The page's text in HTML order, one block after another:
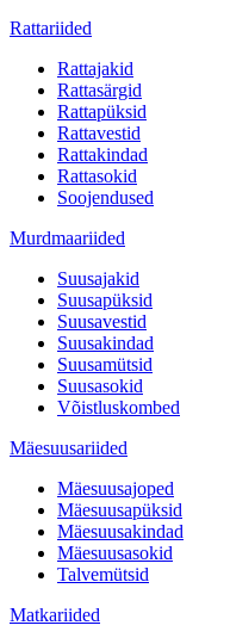
Rattariided
Rattajakid
Rattasärgid
Rattapüksid
Rattavestid
Rattakindad
Rattasokid
Soojendused
Murdmaariided
Suusajakid
Suusapüksid
Suusavestid
Suusakindad
Suusamütsid
Suusasokid
Võistluskombed
Mäesuusariided
Mäesuusajoped
Mäesuusapüksid
Mäesuusakindad
Mäesuusasokid
Talvemütsid
Matkariided